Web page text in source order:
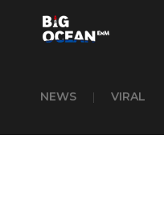
NEWS | VIRAL